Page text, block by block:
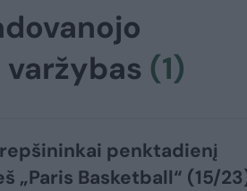
(1)
penktadienį
„Paris Basketball“ (15/